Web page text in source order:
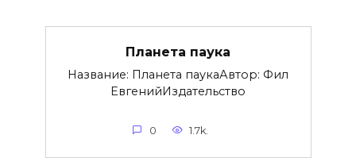
Планета паука
Название: Планета паукаАвтор: Фил
ЕвгенийИздательство
0 1.7k.